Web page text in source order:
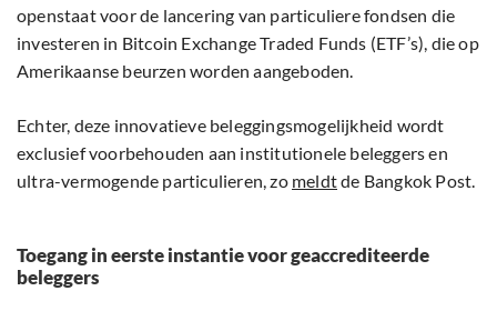
openstaat voor de lancering van particuliere fondsen die
investeren in Bitcoin Exchange Traded Funds (ETF’s), die op
Amerikaanse beurzen worden aangeboden.
Echter, deze innovatieve beleggingsmogelijkheid wordt
exclusief voorbehouden aan institutionele beleggers en
ultra-vermogende particulieren, zo meldtde Bangkok Post.
Toegang in eerste instantie voor geaccrediteerde
beleggers